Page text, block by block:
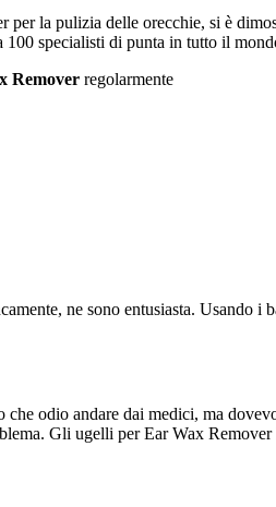
la pulizia delle orecchie, si è
specialisti di punta in tutto il
Remover regolarmente
ne sono entusiasta.
odio andare dai medici, ma
Gli ugelli per Ear Wax